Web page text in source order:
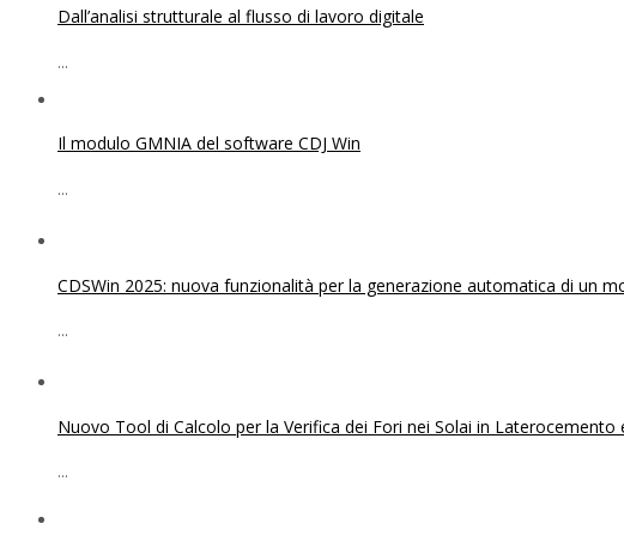
Dall’analisi strutturale al flusso di lavoro digitale
...
Il modulo GMNIA del software CDJ Win
...
CDSWin 2025: nuova funzionalità per la generazione automatica di un
...
Nuovo Tool di Calcolo per la Verifica dei Fori nei Solai in Laterocemento
...